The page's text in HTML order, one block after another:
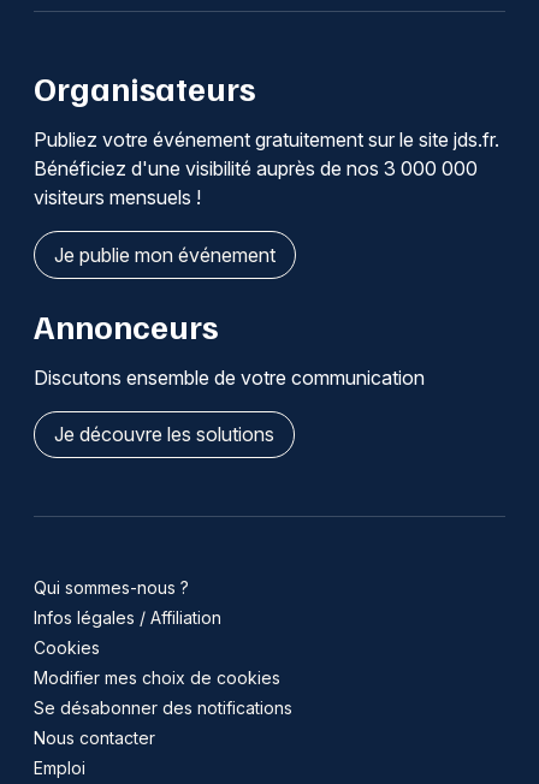
Organisateurs
Publiez votre événement gratuitement sur le site jds.fr.
Bénéficiez d'une visibilité auprès de nos 3 000 000
visiteurs mensuels !
Je publie mon événement
Annonceurs
Discutons ensemble de votre communication
Je découvre les solutions
Qui sommes-nous ?
Infos légales / Affiliation
Cookies
Modifier mes choix de cookies
Se désabonner des notifications
Nous contacter
Emploi